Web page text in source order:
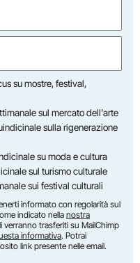
su mostre, festival,
sul mercato dell'arte
sulla rigenerazione
su moda e cultura
sul turismo culturale
sui festival culturali
informato con regolarità sul
indicato nella nostra
verranno trasferiti su MailChimp
informativa. Potrai
link presente nelle email.